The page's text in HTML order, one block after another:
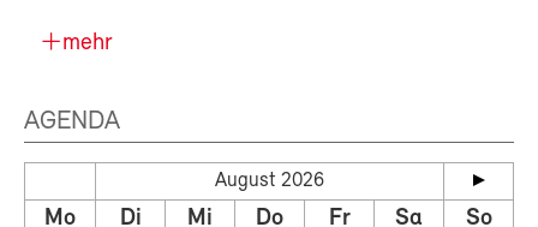
mehr
AGENDA
August 2026
Mo Di Mi Do Fr Sa So